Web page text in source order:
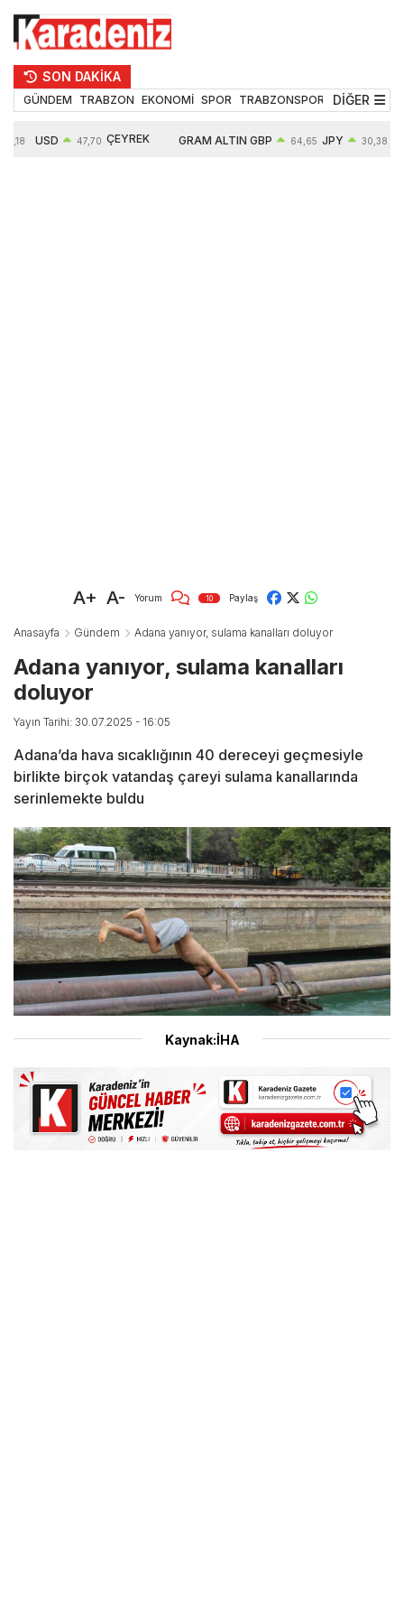
SON DAKİKA
GÜNDEM TRABZON EKONOMİ SPOR TRABZONSPOR TEKNOLOJİ
DİĞER
USD 47,70 ÇEYREK GRAM ALTIN GBP 64,65 JPY 30,38
A+ A- Yorum 10 Paylaş
Anasayfa Gündem Adana yanıyor, sulama kanalları doluyor
Adana yanıyor, sulama kanalları
doluyor
Yayın Tarihi: 30.07.2025 - 16:05
Adana’da hava sıcaklığının 40 dereceyi geçmesiyle
birlikte birçok vatandaş çareyi sulama kanallarında
serinlemekte buldu
Kaynak:İHA